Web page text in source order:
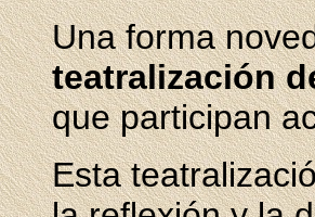
Una forma
teatralización
que participan
Esta